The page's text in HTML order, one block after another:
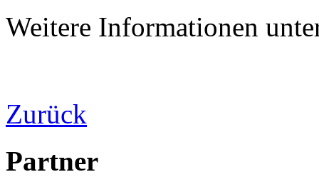
Weitere Informationen
Zurück
Partner